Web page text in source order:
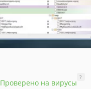
Проверено на вирусы
?